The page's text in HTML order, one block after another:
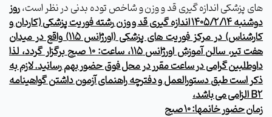
های پزشکی اندازه گیری قد و وزن و شاخص توده بدنی در نظر است،روز
دوشنبه 1405/2/14
اندازه گیری قد و وزنرشته فوریت پزشکی (کاردان و
کارشناس)
در مرکز فوریت های پزشکی (اورژانس 115) واقع در میدان
هفت تیر، سالن آموزش اورژانس 115، ساعت: 10 صبح برگزار گردد، لذا
داوطلبین گرامی در ساعت مقرر در محل فوق حضور بهم رسانید.لازم به
ذکر است طبق دستورالعمل و دفترچه راهنمای آزمون داشتن گواهینامه
B2الزامی می باشد،
زمان حضور خانمها: 10 صبح